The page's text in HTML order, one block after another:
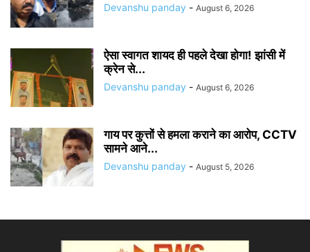
Devanshu panday - August 6, 2026
ऐसा स्वागत शायद ही पहले देखा होगा! झांसी में
क्रेन से...
Devanshu panday - August 6, 2026
गाय पर कुत्तों से हमला कराने का आरोप, CCTV
सामने आने...
Devanshu panday - August 5, 2026